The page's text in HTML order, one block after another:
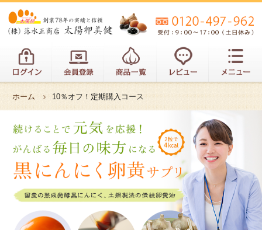
ホーム 10％オフ！定期購入コース